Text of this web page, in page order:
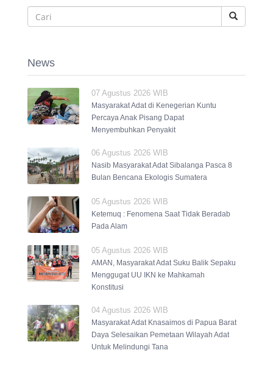
News
07 Agustus 2026 WIB
Masyarakat Adat di Kenegerian Kuntu
Percaya Anak Pisang Dapat
Menyembuhkan Penyakit
06 Agustus 2026 WIB
Nasib Masyarakat Adat Sibalanga Pasca 8
Bulan Bencana Ekologis Sumatera
05 Agustus 2026 WIB
Ketemuq : Fenomena Saat Tidak Beradab
Pada Alam
05 Agustus 2026 WIB
AMAN, Masyarakat Adat Suku Balik Sepaku
Menggugat UU IKN ke Mahkamah
Konstitusi
04 Agustus 2026 WIB
Masyarakat Adat Knasaimos di Papua Barat
Daya Selesaikan Pemetaan Wilayah Adat
Untuk Melindungi Tana